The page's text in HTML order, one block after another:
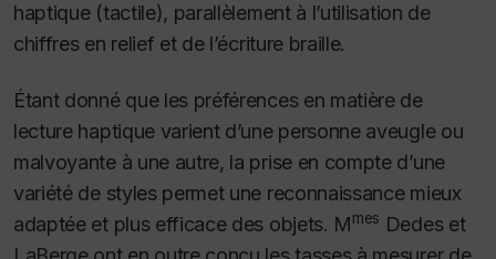
haptique (tactile), parallèlement à l’utilisation de
chiffres en relief et de l’écriture braille.
Étant donné que les préférences en matière de
lecture haptique varient d’une personne aveugle ou
malvoyante à une autre, la prise en compte d’une
variété de styles permet une reconnaissance mieux
adaptée et plus efficace des objets. Mmes Dedes et